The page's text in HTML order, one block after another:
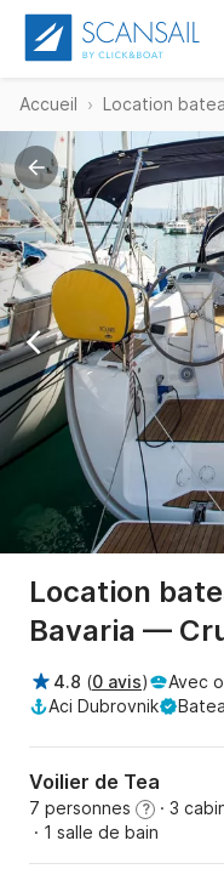
Accueil Location
Location
Bavaria —
4.8 (0 avis) Avec
Aci Dubrovnik
Voilier de Tea
7 personnes ? · 3
· 1 salle de bain